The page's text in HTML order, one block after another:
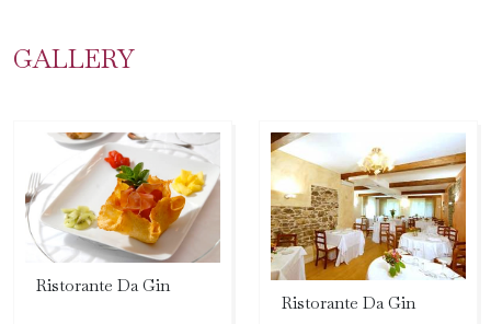
GALLERY
Ristorante Da Gin
Ristorante Da Gin